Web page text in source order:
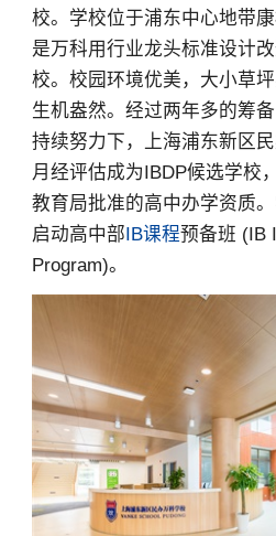
校。学校位于浦东中心地带康
是万科用行业龙头标准设计
校。校园环境优美，大小草
生机盎然。经过两年多的筹
持续努力下，上海浦东新区
月经评估成为IBDP候选学校
教育局批准的高中办学资质
启动高中部 IB课程预备班 (IB
Program)。